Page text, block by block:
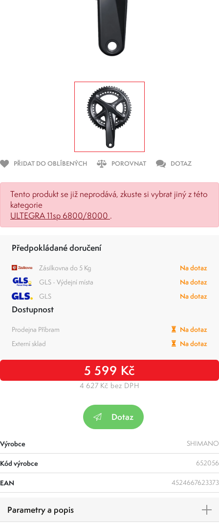
PŘIDAT DO OBLÍBENÝCH POROVNAT DOTAZ
Tento produkt se již neprodává, zkuste si vybrat jiný z této
kategorie
ULTEGRA 11sp 6800/8000 .
Předpokládané doručení
Zásilkovna do 5 Kg
Na dotaz
GLS - Výdejní místa
Na dotaz
GLS
Na dotaz
Dostupnost
Prodejna Příbram
Na dotaz
Externí sklad
Na dotaz
5 599 Kč
4 627 Kč bez DPH
Dotaz
Výrobce SHIMANO
Kód výrobce 652056
EAN 4524667623373
Parametry a popis